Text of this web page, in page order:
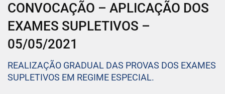
CONVOCAÇÃO – APLICAÇÃO DOS
EXAMES SUPLETIVOS –
05/05/2021
REALIZAÇÃO GRADUAL DAS PROVAS DOS EXAMES
SUPLETIVOS EM REGIME ESPECIAL.